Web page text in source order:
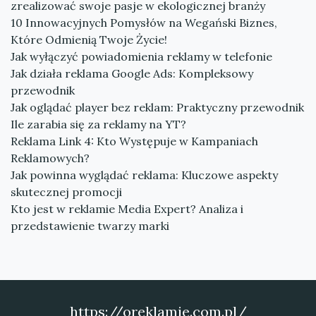
zrealizować swoje pasje w ekologicznej branży
10 Innowacyjnych Pomysłów na Wegański Biznes,
Które Odmienią Twoje Życie!
Jak wyłączyć powiadomienia reklamy w telefonie
Jak działa reklama Google Ads: Kompleksowy
przewodnik
Jak oglądać player bez reklam: Praktyczny przewodnik
Ile zarabia się za reklamy na YT?
Reklama Link 4: Kto Występuje w Kampaniach
Reklamowych?
Jak powinna wyglądać reklama: Kluczowe aspekty
skutecznej promocji
Kto jest w reklamie Media Expert? Analiza i
przedstawienie twarzy marki
https://oreklamie.com.pl/